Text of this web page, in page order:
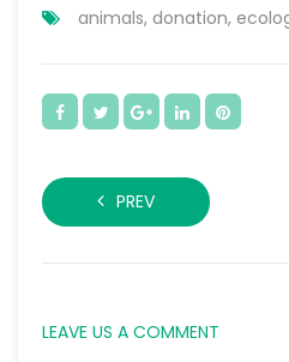
animals, donation,
PREV
LEAVE US A COMMENT